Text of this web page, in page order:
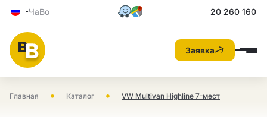
ЧаВо 20 260 160
Заявка
Главная • Каталог • VW Multivan Highline 7-мест